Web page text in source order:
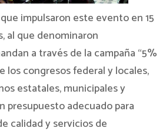
impulsaron este evento en 15
al que denominaron
a través de la campaña “5%
los congresos federal y locales,
estatales, municipales y
presupuesto adecuado para
calidad y servicios de